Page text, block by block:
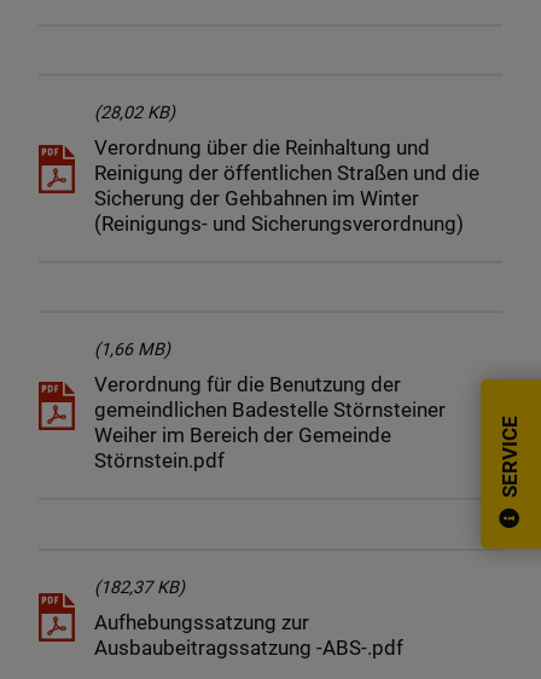
SERVICE
(28,02 KB)
Verordnung über die Reinhaltung und
Reinigung der öffentlichen Straßen und die
Sicherung der Gehbahnen im Winter
(Reinigungs- und Sicherungsverordnung)
(1,66 MB)
Verordnung für die Benutzung der
gemeindlichen Badestelle Störnsteiner
Weiher im Bereich der Gemeinde
Störnstein.pdf
(182,37 KB)
Aufhebungssatzung zur
Ausbaubeitragssatzung -ABS-.pdf